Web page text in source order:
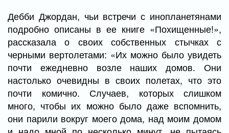
Дебби Джордан, чьи встречи с инопланетянами
подробно описаны в ее книге «Похищенные!»,
рассказала о своих собственных стычках с
черными вертолетами: «Их можно было увидеть
почти ежедневно возле наших домов. Они
настолько очевидны в своих полетах, что это
почти комично. Случаев, которых слишком
много, чтобы их можно было даже вспомнить,
они парили вокруг моего дома, над моим домом